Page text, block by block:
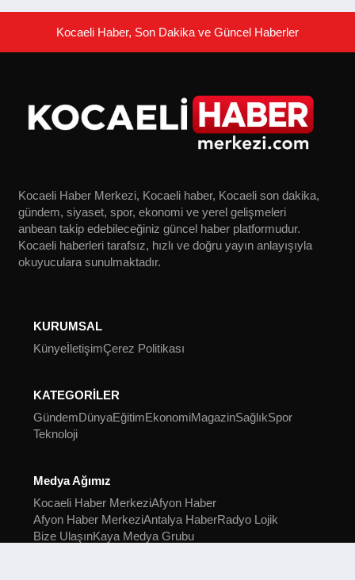
Kocaeli Haber, Son Dakika ve Güncel Haberler
Kocaeli Haber Merkezi, Kocaeli haber, Kocaeli son dakika,
gündem, siyaset, spor, ekonomi ve yerel gelişmeleri
anbean takip edebileceğiniz güncel haber platformudur.
Kocaeli haberleri tarafsız, hızlı ve doğru yayın anlayışıyla
okuyuculara sunulmaktadır.
KURUMSAL
KünyeİletişimÇerez Politikası
KATEGORİLER
GündemDünyaEğitimEkonomiMagazinSağlıkSpor
Teknoloji
Medya Ağımız
Kocaeli Haber MerkeziAfyon Haber
Afyon Haber MerkeziAntalya HaberRadyo Lojik
Bize UlaşınKaya Medya Grubu